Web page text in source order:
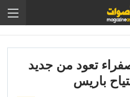
تعود من جديد
باريس